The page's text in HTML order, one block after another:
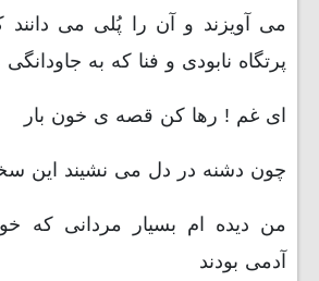
می آویزند و آن را پُلی می دانند
پرتگاه نابودی و فنا که به
ای غم ! رها کن قصه ی خون بار
چون دشنه در دل می نشیند این
من دیده ام بسیار مردانی که
آدمی بودند